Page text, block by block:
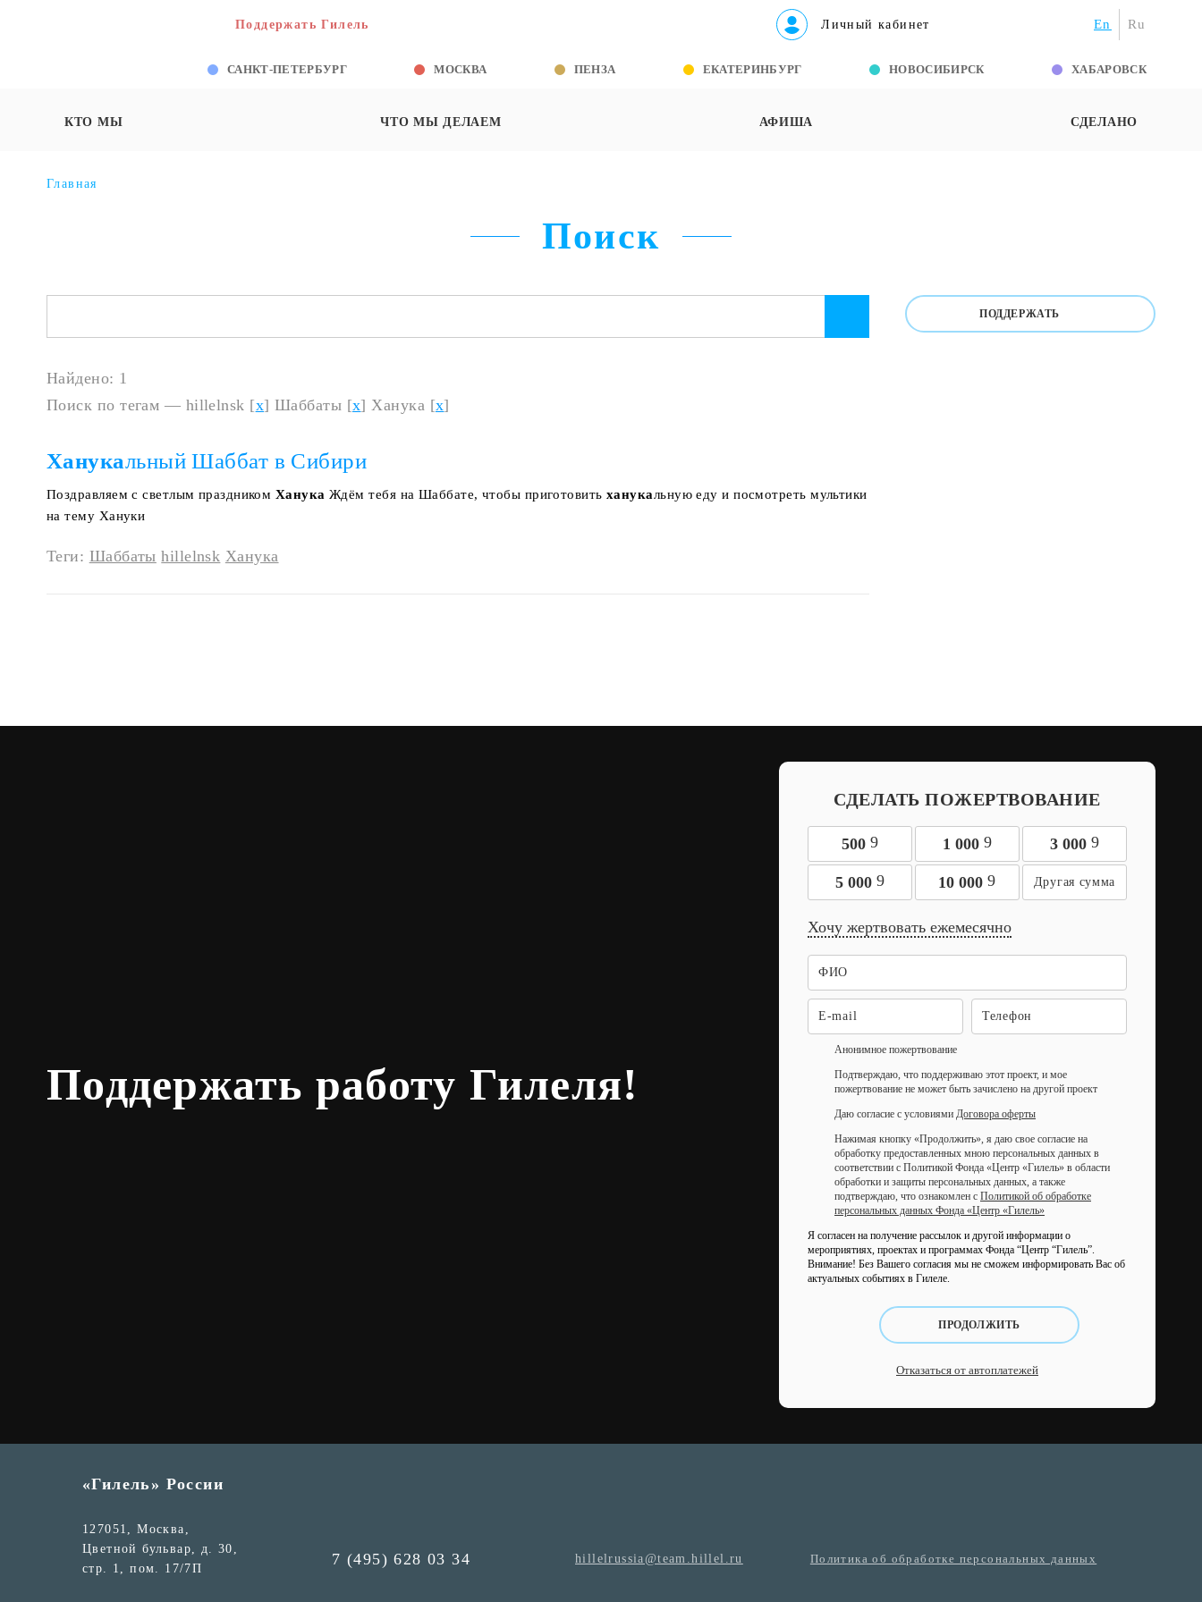
Поддержать Гилель Личный кабинет En Ru
САНКТ-ПЕТЕРБУРГ МОСКВА ПЕНЗА ЕКАТЕРИНБУРГ НОВОСИБИРСК ХАБАРОВСК
КТО МЫ ЧТО МЫ ДЕЛАЕМ АФИША СДЕЛАНО
Главная
Поиск
ПОДДЕРЖАТЬ
Найдено: 1
Поиск по тегам — hillelnsk [x] Шаббаты [x] Ханука [x]
Ханукальный Шаббат в Сибири
Поздравляем с светлым праздником Ханука Ждём тебя на Шаббате, чтобы приготовитьханукальную еду и посмотреть мультики
на тему Хануки
Теги: Шаббаты hillelnsk Ханука
Поддержать работу Гилеля!
СДЕЛАТЬ ПОЖЕРТВОВАНИЕ
500 9 1 000 9 3 000 9
5 000 9 10 0009
Хочу жертвовать ежемесячно
Анонимное пожертвование
Подтверждаю, что поддерживаю этот проект, и мое
пожертвование не может быть зачислено на другой проект
Даю согласие с условиями Договора оферты
Нажимая кнопку «Продолжить», я даю свое согласие на
обработку предоставленных мною персональных данных в
соответствии с Политикой Фонда «Центр «Гилель» в области
обработки и защиты персональных данных, а также
подтверждаю, что ознакомлен с Политикой об обработке
персональных данных Фонда «Центр «Гилель»
Я согласен на получение рассылок и другой информации о
мероприятиях, проектах и программах Фонда “Центр “Гилель”.
Внимание! Без Вашего согласия мы не сможем информировать Вас об
актуальных событиях в Гилеле.
ПРОДОЛЖИТЬ
Отказаться от автоплатежей
«Гилель» России
127051, Москва,
Цветной бульвар, д. 30,
стр. 1, пом. 17/7П
7 (495) 628 03 34 hillelrussia@team.hillel.ru Политика об обработке персональных данных